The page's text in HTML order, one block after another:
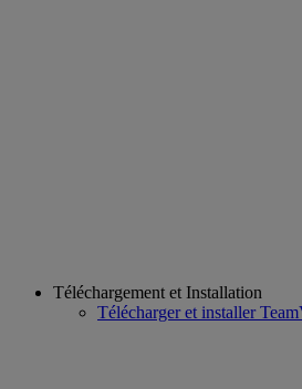
Téléchargement et Installation
Télécharger et installer